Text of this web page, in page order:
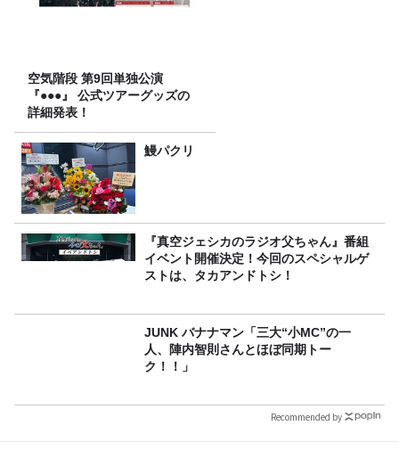
空気階段 第9回単独公演
『●●●』 公式ツアーグッズの
詳細発表！
鰻パクリ
『真空ジェシカのラジオ父ちゃん』番組
イベント開催決定！今回のスペシャルゲ
ストは、タカアンドトシ！
JUNK バナナマン「三大“小MC”の一
人、陣内智則さんとほぼ同期トー
ク！！」
Recommended by